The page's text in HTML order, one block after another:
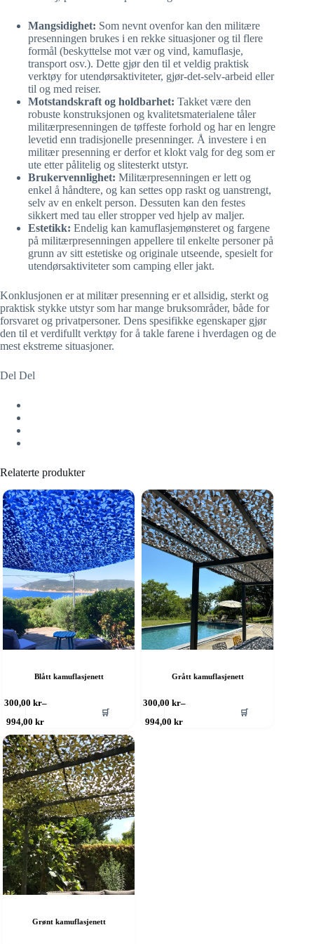
Mangsidighet: Som nevnt ovenfor kan den militære
presenningen brukes i en rekke situasjoner og til flere
formål (beskyttelse mot vær og vind, kamuflasje,
transport osv.). Dette gjør den til et veldig praktisk
verktøy for utendørsaktiviteter, gjør-det-selv-arbeid eller
til og med reiser.
Motstandskraft og holdbarhet: Takket være den
robuste konstruksjonen og kvalitetsmaterialene tåler
militærpresenningen de tøffeste forhold og har en lengre
levetid enn tradisjonelle presenninger. Å investere i en
militær presenning er derfor et klokt valg for deg som er
ute etter pålitelig og slitesterkt utstyr.
Brukervennlighet: Militærpresenningen er lett og
enkel å håndtere, og kan settes opp raskt og uanstrengt,
selv av en enkelt person. Dessuten kan den festes
sikkert med tau eller stropper ved hjelp av maljer.
Estetikk: Endelig kan kamuflasjemønsteret og fargene
på militærpresenningen appellere til enkelte personer på
grunn av sitt estetiske og originale utseende, spesielt for
utendørsaktiviteter som camping eller jakt.
Konklusjonen er at militær presenning er et allsidig, sterkt og
praktisk stykke utstyr som har mange bruksområder, både for
forsvaret og privatpersoner. Dens spesifikke egenskaper gjør
den til et verdifullt verktøy for å takle farene i hverdagen og de
mest ekstreme situasjoner.
Del Del
Relaterte produkter
Blått kamuflasjenett
300,00 kr–
994,00kr
Prisområde:
300,00 kr
til
994,00 kr
🛒
Grått kamuflasjenett
300,00 kr–
994,00kr
Prisområde:
300,00 kr
🛒
Dette
flere
varianter.
Alternativene
kan
velges
på
produktsiden
Grønt kamuflasjenett